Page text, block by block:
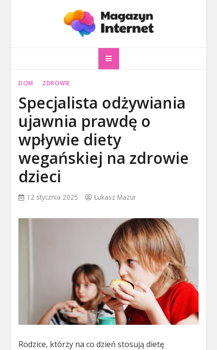
DOM ZDROWIE
Specjalista odżywiania
ujawnia prawdę o
wpływie diety
wegańskiej na zdrowie
dzieci
12 stycznia 2025 Łukasz Mazur
Rodzice, którzy na co dzień stosują dietę